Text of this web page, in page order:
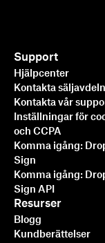
säkrare:
Dropbox
2025
Läs mer
Support
Hjälpcenter
Kontakta
Kontakta vår
Inställningar för
och CCPA
Komma igång:
Sign
Komma igång:
Sign API
Resurser
Blogg
Kundberättelser